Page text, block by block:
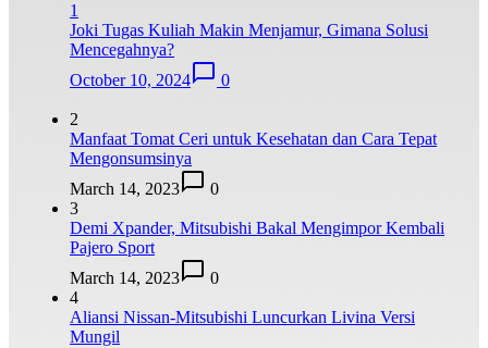
1
Joki Tugas Kuliah Makin Menjamur, Gimana Solusi
Mencegahnya?
October 10, 2024
0
2
Manfaat Tomat Ceri untuk Kesehatan dan Cara Tepat
Mengonsumsinya
March 14, 2023
0
3
Demi Xpander, Mitsubishi Bakal Mengimpor Kembali
Pajero Sport
March 14, 2023
0
4
Aliansi Nissan-Mitsubishi Luncurkan Livina Versi
Mungil